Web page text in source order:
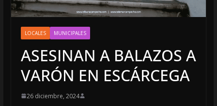
LOCALES MUNICIPALES
ASESINAN A BALAZOS A
VARÓN EN ESCÁRCEGA
26 diciembre, 2024